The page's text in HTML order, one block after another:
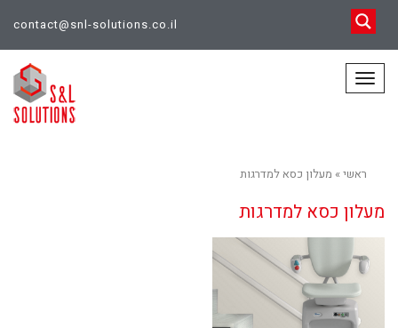
contact@snl-solutions.co.il
תפריט
ראשי» מעלון כסא למדרגות
מעלון כסא למדרגות